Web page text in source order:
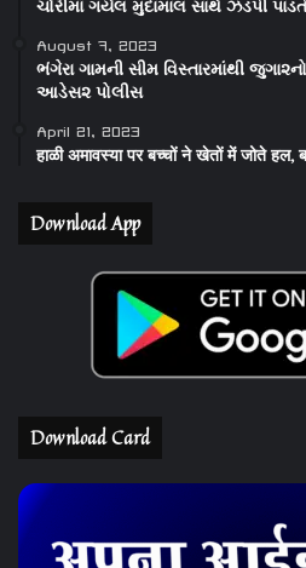
ચોરીમાં ગયેલ મુદામાલ સાથે ઝડપી
August 7, 2023
ભંગેરા ગામની સીમ વિસ્તારમાંથી
આડેસ૨ પોલીસ
April 21, 2023
हाळी अमावस्या पर बच्चों ने खेतों में जोते हल,
Download App
Download Card